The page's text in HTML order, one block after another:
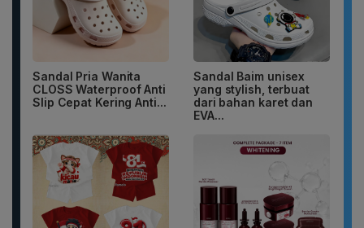
Sandal Pria Wanita
CLOSS Waterproof Anti
Slip Cepat Kering Anti...
Sandal Baim unisex
yang stylish, terbuat
dari bahan karet dan
EVA...